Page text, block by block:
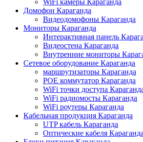
WiFi камеры Караганда
Домофон Караганда
Видеодомофоны Караганда
Мониторы Караганда
Интерактивная панель
Видеостена Караганда
Внутренние мониторы
Сетевое оборудование Караганда
маршрутизаторы Караганда
POE коммутатор Караганда
WiFi точки доступа
WiFi радиомосты Караганда
WiFi роутеры Караганда
Кабельная продукция Караганда
UTP кабель Караганда
Оптические кабеля Караганда